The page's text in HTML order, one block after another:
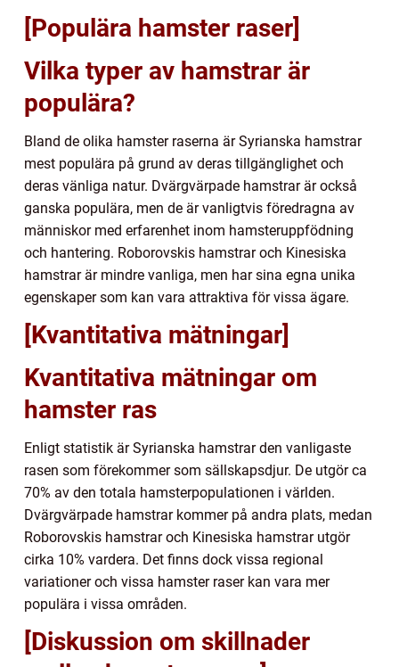
[Populära hamster raser]
Vilka typer av hamstrar är
populära?
Bland de olika hamster raserna är Syrianska hamstrar
mest populära på grund av deras tillgänglighet och
deras vänliga natur. Dvärgvärpade hamstrar är också
ganska populära, men de är vanligtvis föredragna av
människor med erfarenhet inom hamsteruppfödning
och hantering. Roborovskis hamstrar och Kinesiska
hamstrar är mindre vanliga, men har sina egna unika
egenskaper som kan vara attraktiva för vissa ägare.
[Kvantitativa mätningar]
Kvantitativa mätningar om
hamster ras
Enligt statistik är Syrianska hamstrar den vanligaste
rasen som förekommer som sällskapsdjur. De utgör ca
70% av den totala hamsterpopulationen i världen.
Dvärgvärpade hamstrar kommer på andra plats, medan
Roborovskis hamstrar och Kinesiska hamstrar utgör
cirka 10% vardera. Det finns dock vissa regional
variationer och vissa hamster raser kan vara mer
populära i vissa områden.
[Diskussion om skillnader